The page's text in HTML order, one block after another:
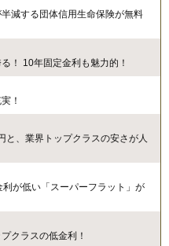
減する団体信用生命保険が無料
！ 10年固定金利も魅力的！
！
、業界トップクラスの安さが人
が低い「スーパーフラット」が
クラスの低金利！